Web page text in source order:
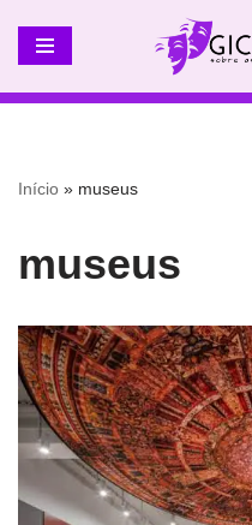
Pular
para
Início » museus
museus